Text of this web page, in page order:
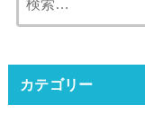
カテゴリー